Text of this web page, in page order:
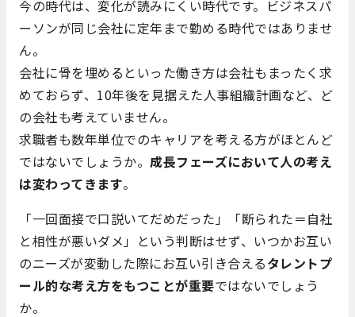
今の時代は、変化が読みにくい時代です。ビジネスパ
ーソンが同じ会社に定年まで勤める時代ではありませ
ん。
会社に骨を埋めるといった働き方は会社もまったく求
めておらず、10年後を見据えた人事組織計画など、ど
の会社も考えていません。
求職者も数年単位でのキャリアを考える方がほとんど
ではないでしょうか。 成長フェーズにおいて人の考え
は変わってきます。
「一回面接で口説いてだめだった」「断られた＝自社
と相性が悪いダメ」という判断はせず、いつかお互い
のニーズが変動した際にお互い引き合えるタレントプ
ール的な考え方をもつことが重要ではないでしょう
か。